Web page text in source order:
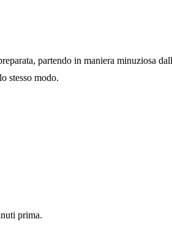
partendo in maniera minuziosa
stesso modo.
prima.